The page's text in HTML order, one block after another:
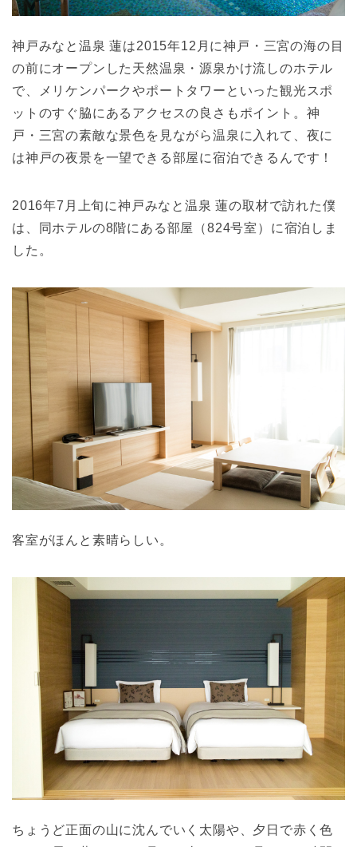
神戸みなと温泉 蓮は2015年12月に神戸・三宮の海の目
の前にオープンした天然温泉・源泉かけ流しのホテル
で、メリケンパークやポートタワーといった観光スポ
ットのすぐ脇にあるアクセスの良さもポイント。神
戸・三宮の素敵な景色を見ながら温泉に入れて、夜に
は神戸の夜景を一望できる部屋に宿泊できるんです！
2016年7月上旬に神戸みなと温泉 蓮の取材で訪れた僕
は、同ホテルの8階にある部屋（824号室）に宿泊しま
した。
客室がほんと素晴らしい。
ちょうど正面の山に沈んでいく太陽や、夕日で赤く色